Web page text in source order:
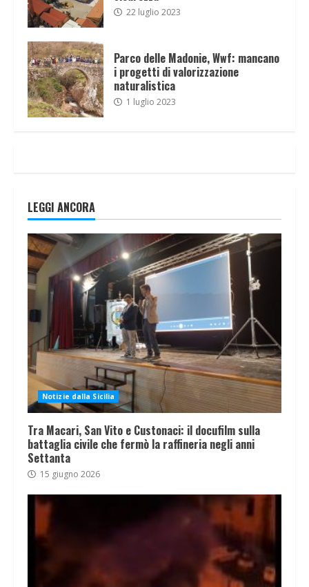
22 luglio 2023
Parco delle Madonie, Wwf: mancano
i progetti di valorizzazione
naturalistica
1 luglio 2023
LEGGI ANCORA
Notizie dalla Sicilia
Tra Macari, San Vito e Custonaci: il docufilm sulla
battaglia civile che fermò la raffineria negli anni
Settanta
15 giugno 2026